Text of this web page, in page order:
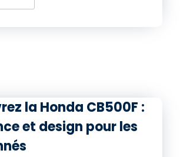
la Honda CB500F :
et design pour les